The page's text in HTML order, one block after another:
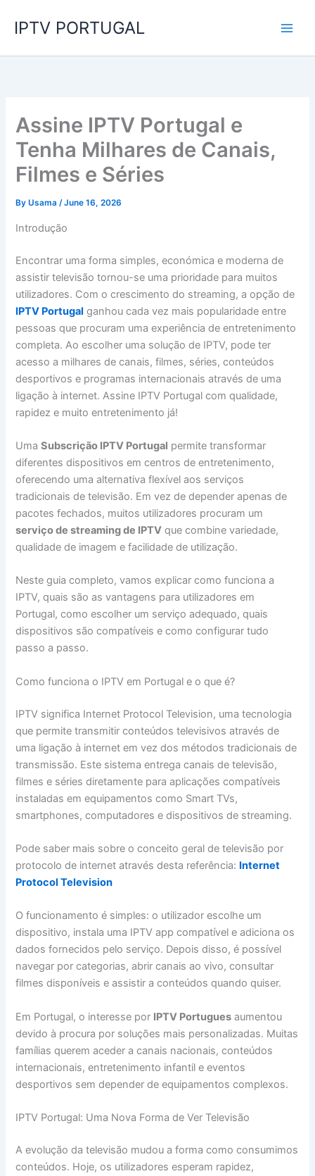
IPTV PORTUGAL
Assine IPTV Portugal e
Tenha Milhares de Canais,
Filmes e Séries
ByUsama/June 16, 2026
Introdução
Encontrar uma forma simples, económica e moderna de
assistir televisão tornou-se uma prioridade para muitos
utilizadores. Com o crescimento do streaming, a opção de
IPTV Portugal ganhou cada vez mais popularidade entre
pessoas que procuram uma experiência de entretenimento
completa. Ao escolher uma solução de IPTV, pode ter
acesso a milhares de canais, filmes, séries, conteúdos
desportivos e programas internacionais através de uma
ligação à internet. Assine IPTV Portugal com qualidade,
rapidez e muito entretenimento já!
UmaSubscrição IPTV Portugal permite transformar
diferentes dispositivos em centros de entretenimento,
oferecendo uma alternativa flexível aos serviços
tradicionais de televisão. Em vez de depender apenas de
pacotes fechados, muitos utilizadores procuram um
serviço de streaming de IPTV que combine variedade,
qualidade de imagem e facilidade de utilização.
Neste guia completo, vamos explicar como funciona a
IPTV, quais são as vantagens para utilizadores em
Portugal, como escolher um serviço adequado, quais
dispositivos são compatíveis e como configurar tudo
passo a passo.
Como funciona o IPTV em Portugal e o que é?
IPTV significa Internet Protocol Television, uma tecnologia
que permite transmitir conteúdos televisivos através de
uma ligação à internet em vez dos métodos tradicionais de
transmissão. Este sistema entrega canais de televisão,
filmes e séries diretamente para aplicações compatíveis
instaladas em equipamentos como Smart TVs,
smartphones, computadores e dispositivos de streaming.
Pode saber mais sobre o conceito geral de televisão por
protocolo de internet através desta referência: Internet
Protocol Television
O funcionamento é simples: o utilizador escolhe um
dispositivo, instala uma IPTV app compatível e adiciona os
dados fornecidos pelo serviço. Depois disso, é possível
navegar por categorias, abrir canais ao vivo, consultar
filmes disponíveis e assistir a conteúdos quando quiser.
Em Portugal, o interesse por IPTV Portugues aumentou
devido à procura por soluções mais personalizadas. Muitas
famílias querem aceder a canais nacionais, conteúdos
internacionais, entretenimento infantil e eventos
desportivos sem depender de equipamentos complexos.
IPTV Portugal: Uma Nova Forma de Ver Televisão
A evolução da televisão mudou a forma como consumimos
conteúdos. Hoje, os utilizadores esperam rapidez,